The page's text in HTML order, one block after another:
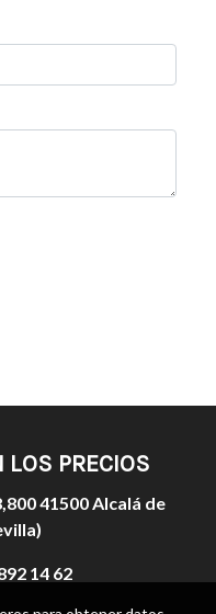
LOS PRECIOS
41500 Alcalá de
14 62